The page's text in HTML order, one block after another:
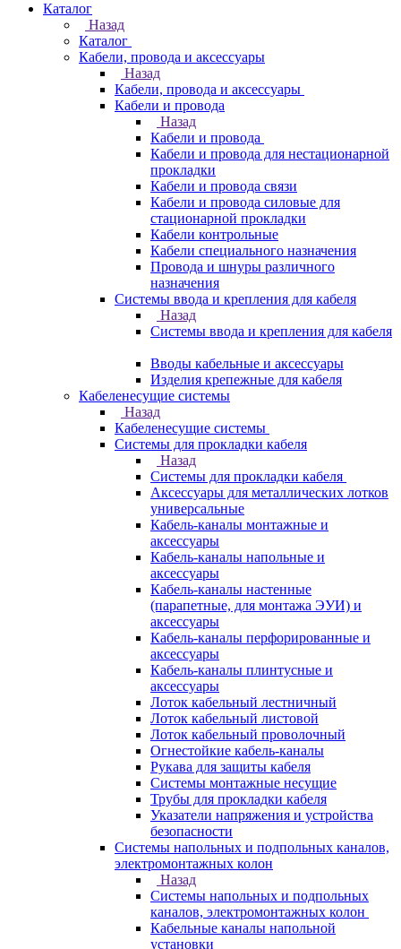
Каталог
Назад
Каталог
Кабели, провода и аксессуары
Назад
Кабели, провода и аксессуары
Кабели и провода
Назад
Кабели и провода
Кабели и провода для нестационарной
прокладки
Кабели и провода связи
Кабели и провода силовые для
стационарной прокладки
Кабели контрольные
Кабели специального назначения
Провода и шнуры различного
назначения
Системы ввода и крепления для кабеля
Назад
Системы ввода и крепления для кабеля
Вводы кабельные и аксессуары
Изделия крепежные для кабеля
Кабеленесущие системы
Назад
Кабеленесущие системы
Системы для прокладки кабеля
Назад
Системы для прокладки кабеля
Аксессуары для металлических лотков
универсальные
Кабель-каналы монтажные и
аксессуары
Кабель-каналы напольные и
аксессуары
Кабель-каналы настенные
(парапетные, для монтажа ЭУИ) и
аксессуары
Кабель-каналы перфорированные и
аксессуары
Кабель-каналы плинтусные и
аксессуары
Лоток кабельный лестничный
Лоток кабельный листовой
Лоток кабельный проволочный
Огнестойкие кабель-каналы
Рукава для защиты кабеля
Системы монтажные несущие
Трубы для прокладки кабеля
Указатели напряжения и устройства
безопасности
Системы напольных и подпольных каналов,
электромонтажных колон
Назад
Системы напольных и подпольных
каналов, электромонтажных колон
Кабельные каналы напольной
установки